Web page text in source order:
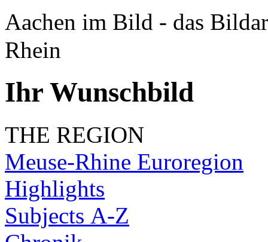
Aachen im Bild - das
Rhein
Ihr Wunschbild
THE REGION
Meuse-Rhine Euroregion
Highlights
Subjects A-Z